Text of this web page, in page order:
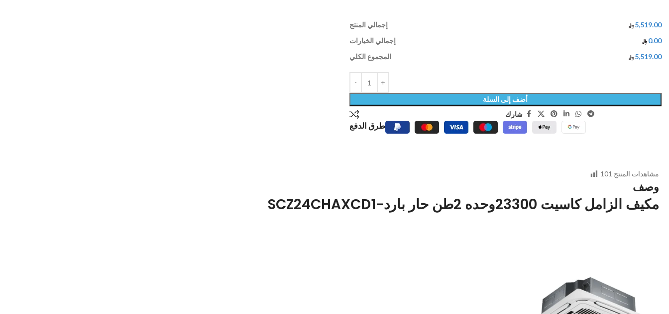
إجمالي المنتج
5,519.00
إجمالي الخيارات
0.00
المجموع الكلي
5,519.00
أضف إلى السلة
شارك
طرق الدفع
مشاهدات المنتج 101
وصف
مكيف الزامل كاسيت 23300وحده 2طن حار بارد-SCZ24CHAXCD1